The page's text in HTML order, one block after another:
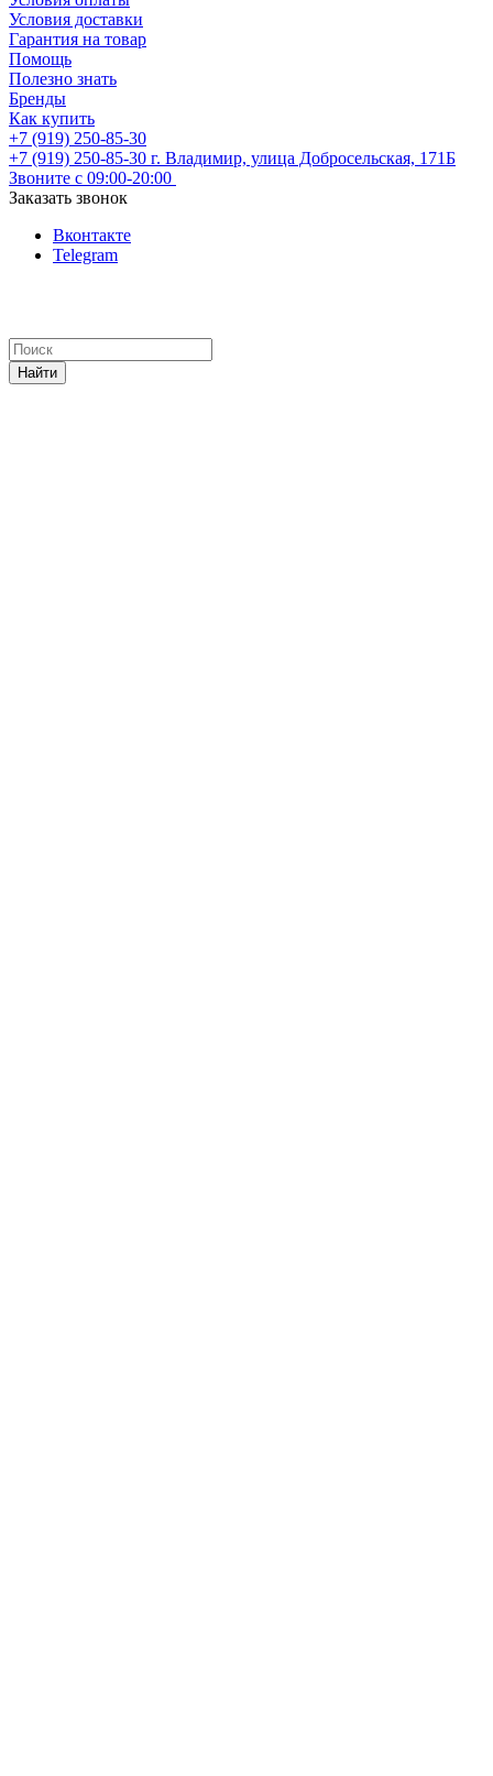
Условия доставки
Гарантия на товар
Помощь
Полезно знать
Бренды
Как купить
+7 (919) 250-85-30
+7 (919) 250-85-30 г. Владимир, улица Добросельская, 171Б
Звоните с 09:00-20:00
Заказать звонок
Вконтакте
Telegram
Найти